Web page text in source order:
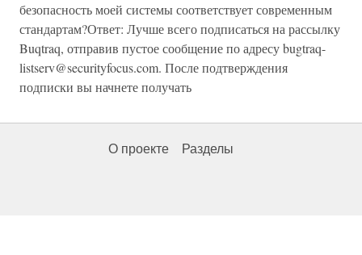
безопасность моей системы соответствует современным
стандартам?Ответ: Лучше всего подписаться на рассылку
Buqtraq, отправив пустое сообщение по адресу bugtraq-
listserv@securityfocus.com. После подтверждения
подписки вы начнете получать
О проекте Разделы